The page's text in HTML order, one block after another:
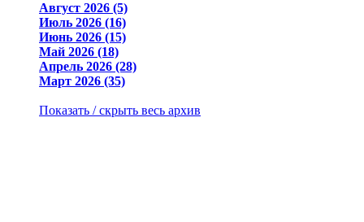
Август 2026 (5)
Июль 2026 (16)
Июнь 2026 (15)
Май 2026 (18)
Апрель 2026 (28)
Март 2026 (35)
Показать / скрыть весь архив